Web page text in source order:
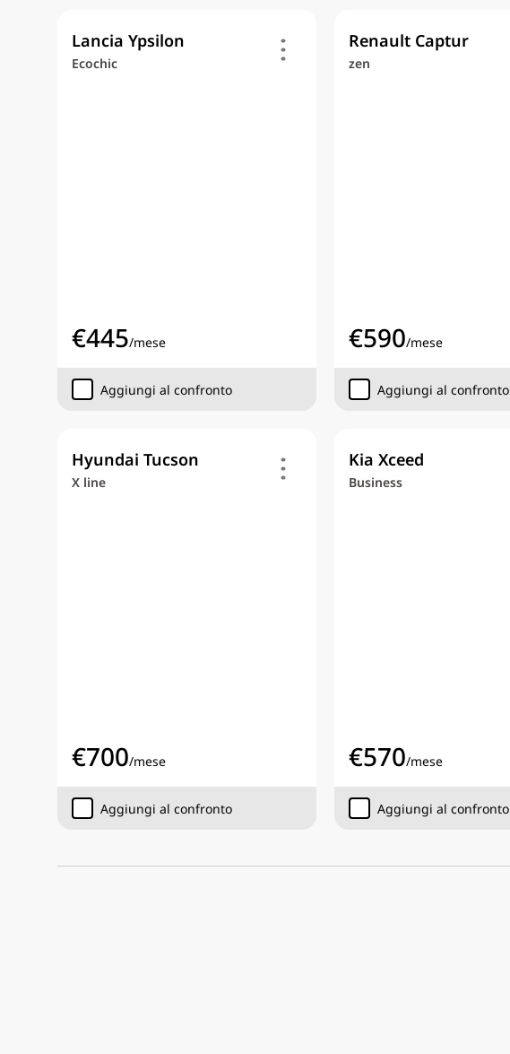
Lancia Ypsilon
Ecochic
€445/mese
Aggiungi al confronto
Renault Captur
zen
€590/mese
Aggiungi al confronto
Hyundai Tucson
X line
€700/mese
Aggiungi al confronto
Kia Xceed
Business
€570/mese
Aggiungi al confronto